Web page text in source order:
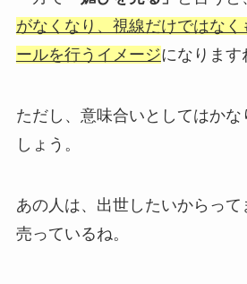
がなくなり、視線だけではな
ールを行うイメージになります
ただし、意味合いとしてはか
しょう。
あの人は、出世したいからって
売っているね。